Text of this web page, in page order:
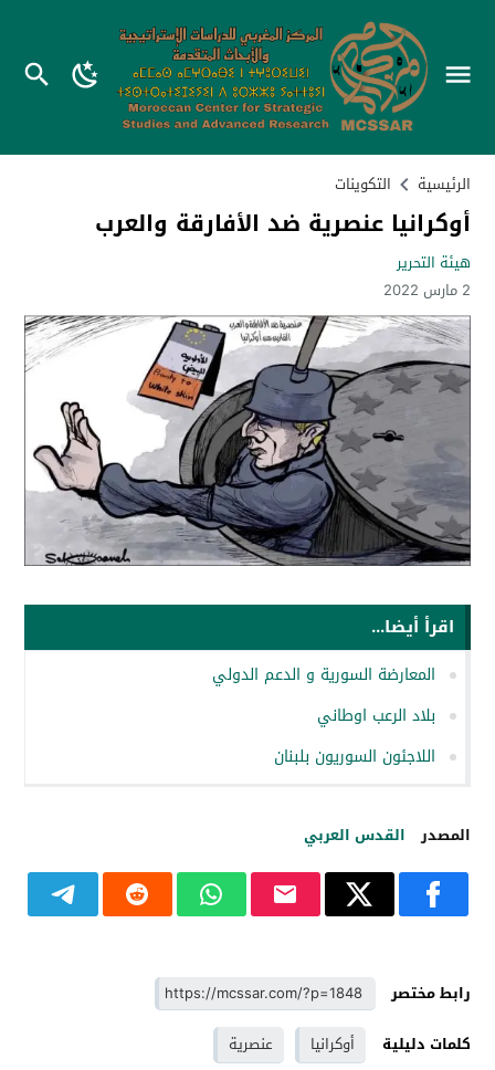
الرئيسية التكوينات
أوكرانيا عنصرية ضد الأفارقة والعرب
هيئة التحرير
2 مارس 2022
اقرأ أيضا...
المعارضة السورية و الدعم الدولي
بلاد الرعب اوطاني
اللاجئون السوريون بلبنان
المصدر القدس العربي
رابط مختصر
كلمات دليلية
أوكرانيا عنصرية